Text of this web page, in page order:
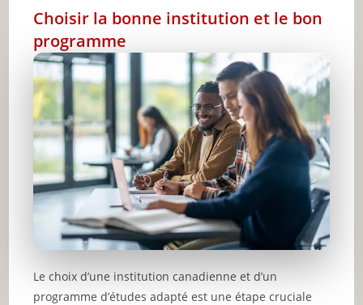
Choisir la bonne institution et le bon
programme
Le choix d’une institution canadienne et d’un
programme d’études adapté est une étape cruciale